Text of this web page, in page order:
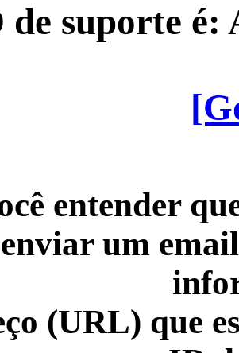
de suporte é:
entender
um
(URL) que